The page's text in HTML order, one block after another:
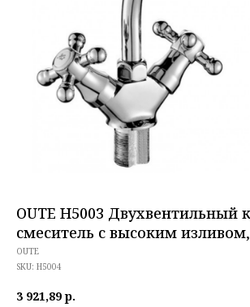
OUTE H5003 Двухвентильный
смеситель с высоким
OUTE
SKU: H5004
3 921,89 р.